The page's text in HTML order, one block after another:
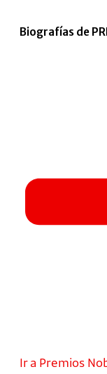
Biografías de
Ir a Premios